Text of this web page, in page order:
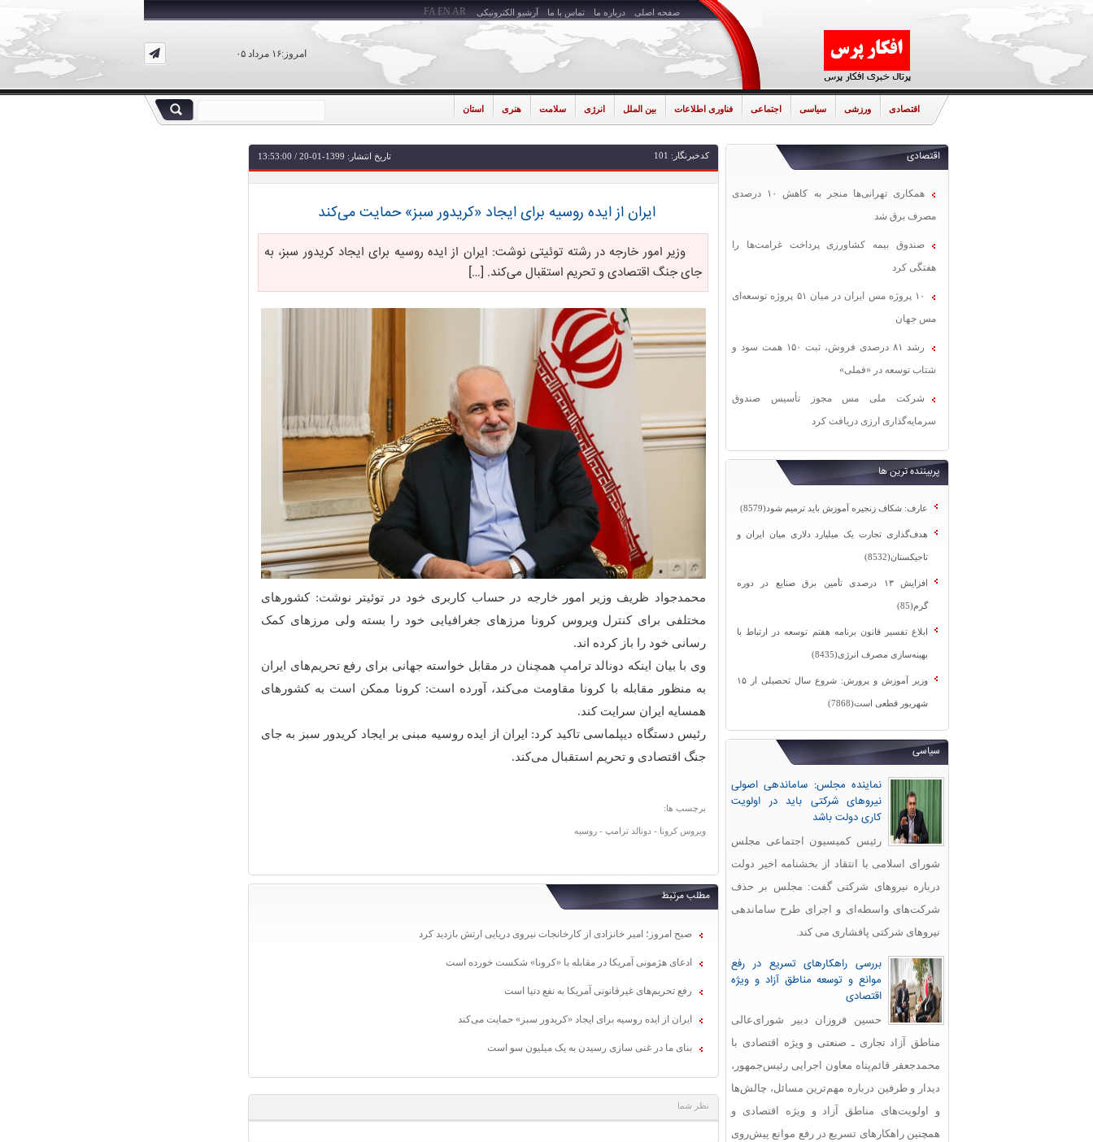
صفحه اصلی درباره ما تماس با ما آرشیو الکترونیکی
امروز:۱۶ مرداد ۰۵
FA EN AR
اقتصادی ورزشی سیاسی اجتماعی فناوری اطلاعات بین الملل انرژی سلامت هنری استان
اقتصادی
همکاری تهرانی‌ها منجر به کاهش ۱۰ درصدی
مصرف برق شد
صندوق بیمه کشاورزی پرداخت غرامت‌ها را
هفتگی کرد
۱۰ پروژه مس ایران در میان ۵۱ پروژه توسعه‌ای
مس جهان
رشد ۸۱ درصدی فروش، ثبت ۱۵۰ همت سود و
شتاب توسعه در «فملی»
شرکت ملی مس مجوز تأسیس صندوق
سرمایه‌گذاری ارزی دریافت کرد
پربیننده ترین ها
عارف: شکاف زنجیره آموزش باید ترمیم شود(8579)
هدف‌گذاری تجارت یک میلیارد دلاری میان ایران و
تاجیکستان(8532)
افزایش ۱۳ درصدی تأمین برق صنایع در دوره
گرم(85)
ابلاغ تفسیر قانون برنامه هفتم توسعه در ارتباط با
بهینه‌سازی مصرف انرژی(8435)
وزیر آموزش و پرورش: شروع سال تحصیلی از ۱۵
شهریور قطعی است(7868)
سیاسی
نماینده مجلس: ساماندهی اصولی
نیروهای شرکتی باید در اولویت
کاری دولت باشد
رئیس کمیسیون اجتماعی مجلس
شورای اسلامی با انتقاد از بخشنامه اخیر دولت
درباره نیروهای شرکتی گفت: مجلس بر حذف
شرکت‌های واسطه‌ای و اجرای طرح ساماندهی
نیروهای شرکتی پافشاری می کند.
بررسی راهکارهای تسریع در رفع
موانع و توسعه مناطق آزاد و ویژه
اقتصادی
حسین فروزان دبیر شورای‌عالی
مناطق آزاد تجاری ـ صنعتی و ویژه اقتصادی با
محمدجعفر قائم‌پناه معاون اجرایی رئیس‌جمهور،
دیدار و طرفین درباره مهم‌ترین مسائل، چالش‌ها
و اولویت‌های مناطق آزاد و ویژه اقتصادی و
همچنین راهکارهای تسریع در رفع موانع پیش‌روی
کدخبرنگار: 101 تاریخ انتشار: 1399-01-20 / 13:53:00
ایران از ایده روسیه برای ایجاد «کریدور سبز» حمایت می‌کند
وزیر امور خارجه در رشته توئیتی نوشت: ایران از ایده روسیه برای ایجاد کریدور سبز، به
جای جنگ اقتصادی و تحریم استقبال می‌کند. […]
محمدجواد ظریف وزیر امور خارجه در حساب کاربری خود در توئیتر نوشت: کشورهای
مختلفی برای کنترل ویروس کرونا مرزهای جغرافیایی خود را بسته ولی مرزهای کمک
رسانی خود را باز کرده اند.
وی با بیان اینکه دونالد ترامپ همچنان در مقابل خواسته جهانی برای رفع تحریم‌های ایران
به منظور مقابله با کرونا مقاومت می‌کند، آورده است: کرونا ممکن است به کشورهای
همسایه ایران سرایت کند.
رئیس دستگاه دیپلماسی تاکید کرد: ایران از ایده روسیه مبنی بر ایجاد کریدور سبز به جای
جنگ اقتصادی و تحریم استقبال می‌کند.
برچسب ها:
ویروس کرونا - دونالد ترامپ - روسیه
مطلب مرتبط
صبح امروز؛ امیر خانزادی از کارخانجات نیروی دریایی ارتش بازدید کرد
ادعای هژمونی آمریکا در مقابله با «کرونا» شکست خورده است
رفع تحریم‌های غیرقانونی آمریکا به نفع دنیا است
ایران از ایده روسیه برای ایجاد «کریدور سبز» حمایت می‌کند
بنای ما در غنی سازی رسیدن به یک میلیون سو است
نظر شما